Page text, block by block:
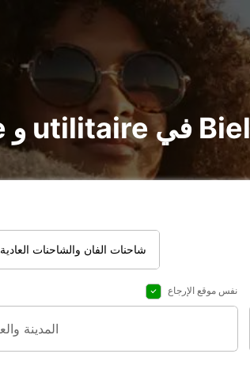
تأجير voiture و utilitaire في Biel
شاحنات الفان والشاحنات العادية
نفس موقع الإرجاع